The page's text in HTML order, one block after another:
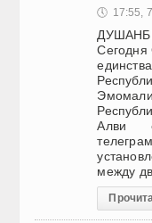
🕔 17:55,
Сегодня
Алви
между